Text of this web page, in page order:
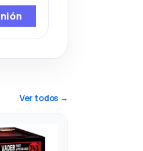
Ver todos →